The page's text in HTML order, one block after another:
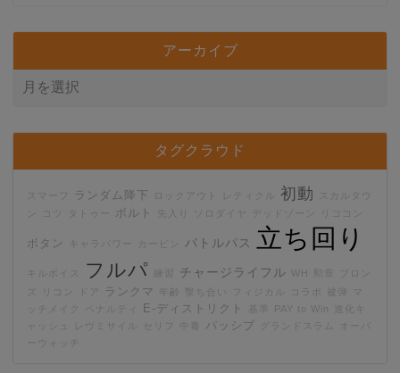
アーカイブ
タグクラウド
スマーフ ランダム降下 初動
スカルタウ
タトゥー ボルト 先入り ソロダイヤ
ボタン キャラパワー バトルパス 立ち回り
キルボイス フルパ チャージライフル WH
ランクマ 撃ち合い コラボ
マ
E-ディストリクト PAY to Win
進化キ
パッシブ グランドスラム
オーバ